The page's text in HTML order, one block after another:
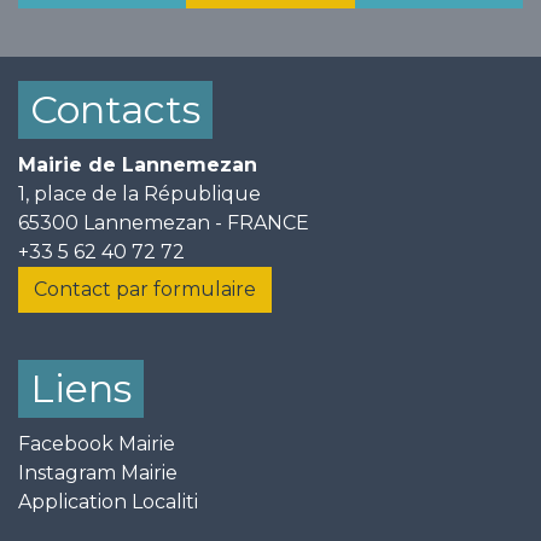
Contacts
Mairie de Lannemezan
1, place de la République
65300 Lannemezan - FRANCE
+33 5 62 40 72 72
Contact par formulaire
Liens
Facebook Mairie
Instagram Mairie
Application Localiti